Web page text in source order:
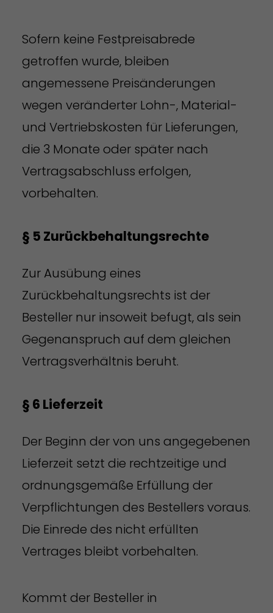
Sofern keine Festpreisabrede
getroffen wurde, bleiben
angemessene Preisänderungen
wegen veränderter Lohn-, Material-
und Vertriebskosten für Lieferungen,
die 3 Monate oder später nach
Vertragsabschluss erfolgen,
vorbehalten.
§ 5 Zurückbehaltungsrechte
Zur Ausübung eines
Zurückbehaltungsrechts ist der
Besteller nur insoweit befugt, als sein
Gegenanspruch auf dem gleichen
Vertragsverhältnis beruht.
§ 6 Lieferzeit
Der Beginn der von uns angegebenen
Lieferzeit setzt die rechtzeitige und
ordnungsgemäße Erfüllung der
Verpflichtungen des Bestellers voraus.
Die Einrede des nicht erfüllten
Vertrages bleibt vorbehalten.
Kommt der Besteller in